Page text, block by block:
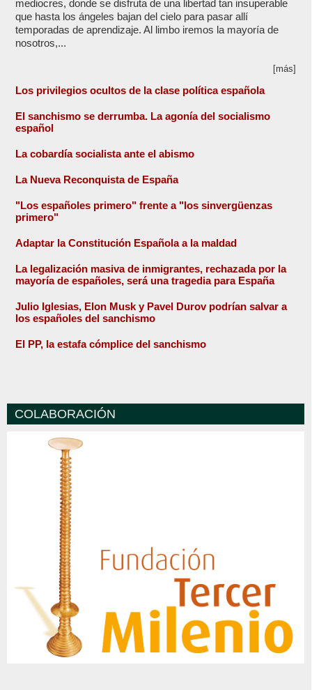
mediocres, donde se disfruta de una libertad tan insuperable
que hasta los ángeles bajan del cielo para pasar allí
temporadas de aprendizaje. Al limbo iremos la mayoría de
nosotros,...
[más]
Los privilegios ocultos de la clase política española
El sanchismo se derrumba. La agonía del socialismo
español
La cobardía socialista ante el abismo
La Nueva Reconquista de España
"Los españoles primero" frente a "los sinvergüenzas
primero"
Adaptar la Constitución Española a la maldad
La legalización masiva de inmigrantes, rechazada por la
mayoría de españoles, será una tragedia para España
Julio Iglesias, Elon Musk y Pavel Durov podrían salvar a
los españoles del sanchismo
El PP, la estafa cómplice del sanchismo
COLABORACIÓN